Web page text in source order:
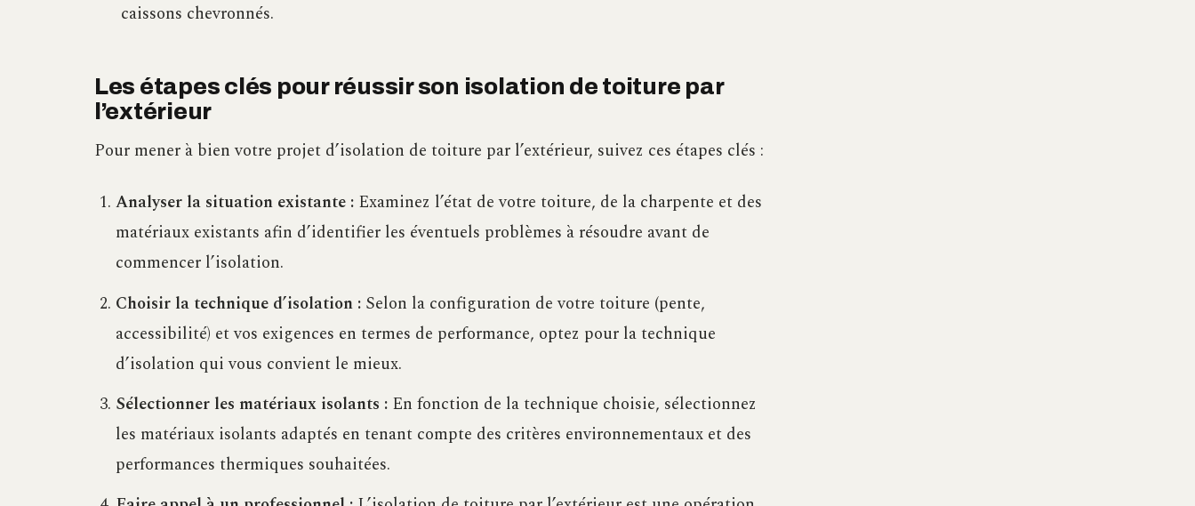
caissons chevronnés.
Les étapes clés pour réussir son isolation de toiture par
l’extérieur
Pour mener à bien votre projet d’isolation de toiture par l’extérieur, suivez ces étapes clés :
Analyser la situation existante : Examinez l’état de votre toiture, de la charpente et des
matériaux existants afin d’identifier les éventuels problèmes à résoudre avant de
commencer l’isolation.
Choisir la technique d’isolation : Selon la configuration de votre toiture (pente,
accessibilité) et vos exigences en termes de performance, optez pour la technique
d’isolation qui vous convient le mieux.
Sélectionner les matériaux isolants : En fonction de la technique choisie, sélectionnez
les matériaux isolants adaptés en tenant compte des critères environnementaux et des
performances thermiques souhaitées.